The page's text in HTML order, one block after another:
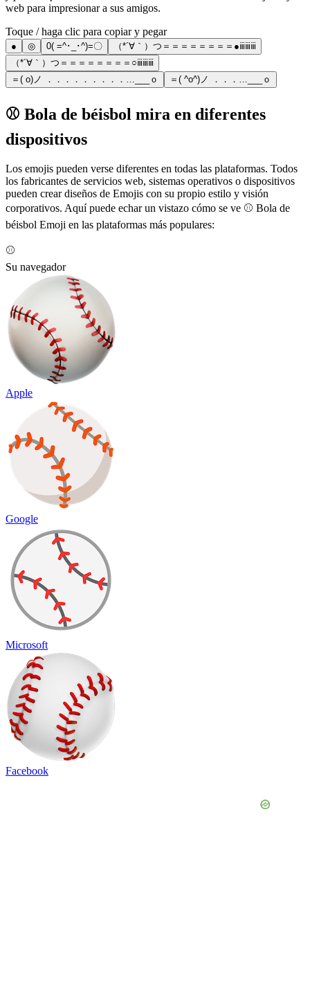
web para impresionar a sus amigos.
Toque / haga clic para copiar y pegar
● ◎ 0( =^･_･^)=〇
（*´∀｀）つ＝＝＝＝＝＝＝＝●ⅲⅲⅲ
（*´∀｀）つ＝＝＝＝＝＝＝＝○ⅲⅲⅲ
＝( o)ノ ．．．．．．．．．…___ｏ
＝( ^o^)ノ ．．．…___ｏ
⚾ Bola de béisbol mira en diferentes
dispositivos
Los emojis pueden verse diferentes en todas las plataformas. Todos
los fabricantes de servicios web, sistemas operativos o dispositivos
pueden crear diseños de Emojis con su propio estilo y visión
corporativos. Aquí puede echar un vistazo cómo se ve ⚾ Bola de
béisbol Emoji en las plataformas más populares:
⚾
Su navegador
Apple
Google
Microsoft
Facebook